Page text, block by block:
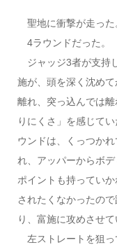
聖地に衝撃が走った
4ラウンドだった。
ジャッジ3者が支持
施が、頭を深く沈め
離れ、突っ込んでは
りにくさ」を感じて
ウンドは、くっつか
れ、アッパーからボ
ポイントも持ってい
されたくなかったの
り、富施に攻めさせて
左ストレートを狙っ